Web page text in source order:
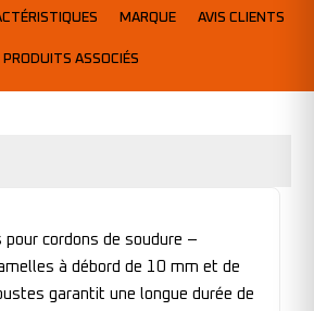
MARQUE AVIS CLIENTS
PRODUITS ASSOCIÉS
pour cordons de soudure –
à débord de 10 mm et de
garantit une longue durée de